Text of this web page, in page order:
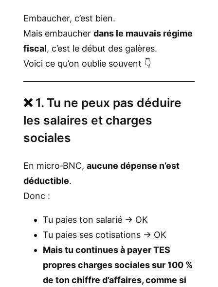
Embaucher, c’est bien.
Mais embaucher dans le mauvais régime
fiscal, c’est le début des galères.
Voici ce qu’on oublie souvent 👇
❌ 1. Tu ne peux pas déduire
les salaires et charges
sociales
En micro‑BNC, aucune dépense n’est
déductible.
Donc :
Tu paies ton salarié → OK
Tu paies ses cotisations → OK
Mais tu continues à payer TES
propres charges sociales sur 100 %
de ton chiffre d’affaires, comme si